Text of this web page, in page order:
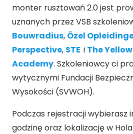
monter rusztowań 2.0 jest
uznanych przez VSB
Bouwradius, Özel
Perspective, STE i The Yellow
Academy. Szkoleniowcy ci
wytycznymi Fundacji
Wysokości (SVWOH).
Podczas rejestracji wybierasz
godzinę oraz lokalizację w